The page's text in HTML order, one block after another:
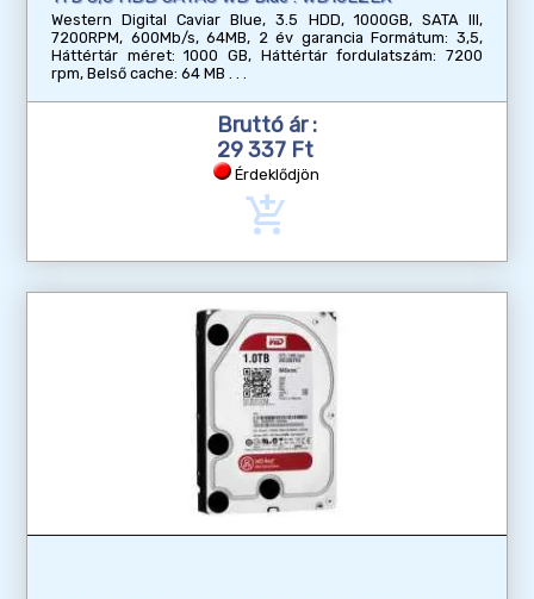
Western Digital Caviar Blue, 3.5 HDD, 1000GB, SATA III,
7200RPM, 600Mb/s, 64MB, 2 év garancia Formátum: 3,5,
Háttértár méret: 1000 GB, Háttértár fordulatszám: 7200
rpm, Belső cache: 64 MB
Bruttó ár :
29 337 Ft
Érdeklődjön
add_shopping_cart